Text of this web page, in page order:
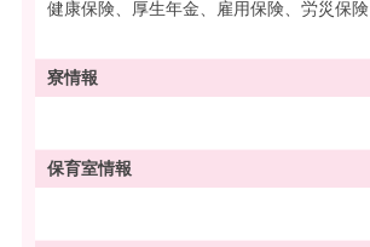
健康保険、厚生年金、雇用保険、労災保険
寮情報
保育室情報